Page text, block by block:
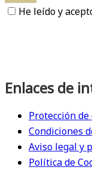
He leído y
Enlaces de
Protección de
Condiciones
Aviso legal y
Política de